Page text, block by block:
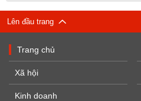
Lên đầu trang
Trang chủ
Xã hội
Kinh doanh